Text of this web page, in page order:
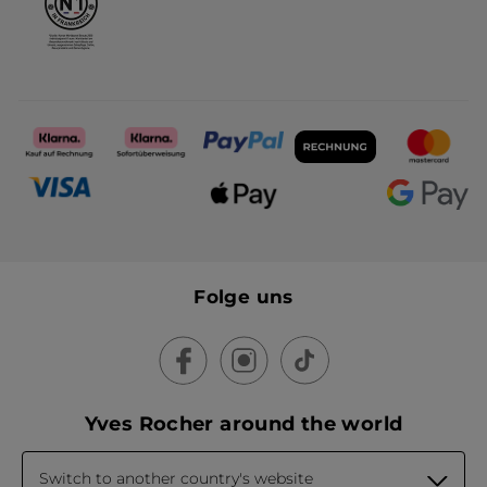
Folge uns
Yves Rocher around the world
Switch to another country's website